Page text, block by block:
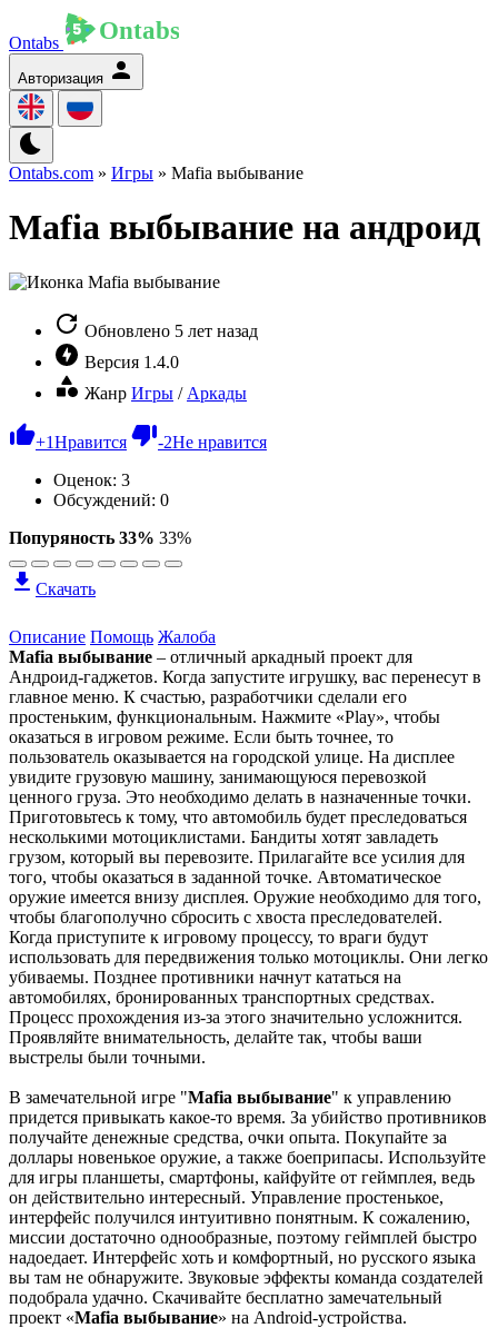
Ontabs
Авторизация
Ontabs.com » Игры » Mafia выбывание
Mafia выбывание на андроид
Обновлено 5 лет назад
Версия 1.4.0
Жанр Игры / Аркады
+1Нравится -2Не нравится
Оценок: 3
Обсуждений: 0
Попуряность 33% 33%
Скачать
Описание Помощь Жалоба
Mafia выбывание – отличный аркадный проект для
Андроид-гаджетов. Когда запустите игрушку, вас перенесут в
главное меню. К счастью, разработчики сделали его
простеньким, функциональным. Нажмите «Play», чтобы
оказаться в игровом режиме. Если быть точнее, то
пользователь оказывается на городской улице. На дисплее
увидите грузовую машину, занимающуюся перевозкой
ценного груза. Это необходимо делать в назначенные точки.
Приготовьтесь к тому, что автомобиль будет преследоваться
несколькими мотоциклистами. Бандиты хотят завладеть
грузом, который вы перевозите. Прилагайте все усилия для
того, чтобы оказаться в заданной точке. Автоматическое
оружие имеется внизу дисплея. Оружие необходимо для того,
чтобы благополучно сбросить с хвоста преследователей.
Когда приступите к игровому процессу, то враги будут
использовать для передвижения только мотоциклы. Они легко
убиваемы. Позднее противники начнут кататься на
автомобилях, бронированных транспортных средствах.
Процесс прохождения из-за этого значительно усложнится.
Проявляйте внимательность, делайте так, чтобы ваши
выстрелы были точными.
В замечательной игре "Mafia выбывание" к управлению
придется привыкать какое-то время. За убийство противников
получайте денежные средства, очки опыта. Покупайте за
доллары новенькое оружие, а также боеприпасы. Используйте
для игры планшеты, смартфоны, кайфуйте от геймплея, ведь
он действительно интересный. Управление простенькое,
интерфейс получился интуитивно понятным. К сожалению,
миссии достаточно однообразные, поэтому геймплей быстро
надоедает. Интерфейс хоть и комфортный, но русского языка
вы там не обнаружите. Звуковые эффекты команда создателей
подобрала удачно. Скачивайте бесплатно замечательный
проект «Mafia выбывание» на Android-устройства.